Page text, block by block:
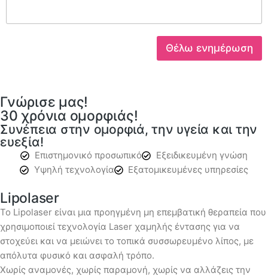
Θέλω ενημέρωση
Γνώρισε μας!​
30 χρόνια ομορφιάς!​
Συνέπεια στην ομορφιά, την υγεία και την
ευεξία! ​
Επιστημονικό προσωπικό
Εξειδικευμένη γνώση
Υψηλή τεχνολογία
Εξατομικευμένες υπηρεσίες
Lipolaser
Το Lipolaser είναι μια προηγμένη μη επεμβατική θεραπεία που
χρησιμοποιεί τεχνολογία Laser χαμηλής έντασης για να
στοχεύει και να μειώνει το τοπικά συσσωρευμένο λίπος, με
απόλυτα φυσικό και ασφαλή τρόπο.
Χωρίς αναμονές, χωρίς παραμονή, χωρίς να αλλάζεις την